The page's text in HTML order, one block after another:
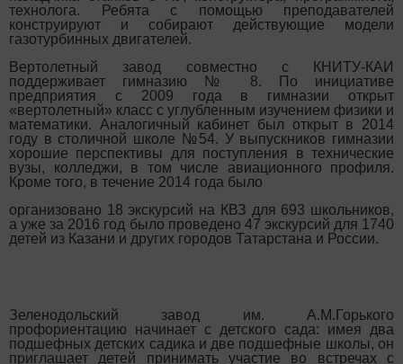
технолога. Ребята с помощью преподавателей
конструируют и собирают действующие модели
газотурбинных двигателей.
Вертолетный завод совместно с КНИТУ-КАИ
поддерживает гимназию № 8. По инициативе
предприятия с 2009 года в гимназии открыт
«вертолетный» класс с углубленным изучением физики и
математики. Аналогичный кабинет был открыт в 2014
году в столичной школе №54. У выпускников гимназии
хорошие перспективы для поступления в технические
вузы, колледжи, в том числе авиационного профиля.
Кроме того, в течение 2014 года было
организовано 18 экскурсий на КВЗ для 693 школьников,
а уже за 2016 год было проведено 47 экскурсий для 1740
детей из Казани и других городов Татарстана и России.
Зеленодольский завод им. А.М.Горького
профориентацию начинает с детского сада: имея два
подшефных детских садика и две подшефные школы, он
приглашает детей принимать участие во встречах с